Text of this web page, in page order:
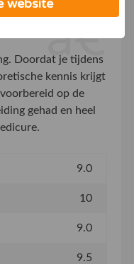
Doordat je tijdens
kennis krijgt
op de
gehad en heel
9.0
10
9.0
9.5
website